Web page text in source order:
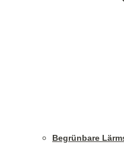
Begrünbare